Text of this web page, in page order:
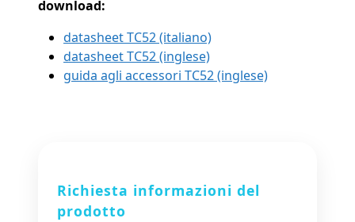
download:
datasheet TC52 (italiano)
datasheet TC52 (inglese)
guida agli accessori TC52 (inglese)
Richiesta informazioni del
prodotto